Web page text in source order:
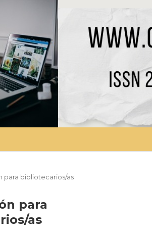
para bibliotecarios/as
para
as